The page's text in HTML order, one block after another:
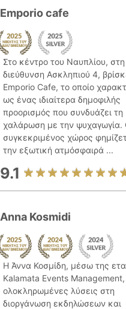
Emporio cafe
Στο κέντρο του Ναυπλίου, στη
διεύθυνση Ασκληπιού 4,
Emporio Cafe, το οποίο
ως ένας ιδιαίτερα δημοφιλής
προορισμός που συνδυάζει τη
χαλάρωση με την ψυχαγωγία.
συγκεκριμένος χώρος
την εξωτική ατμόσφαιρά ...
9.1
Anna Kosmidi
Η Άννα Κοσμίδη, μέσω της
Kalamata Events Management,
ολοκληρωμένες λύσεις στη
διοργάνωση εκδηλώσεων και